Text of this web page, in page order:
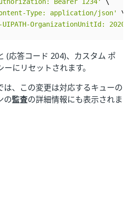
Type: application/json'
UIPATH-OrganizationUnitId:
(応答コード 204)、カスタム ポ
にリセットされます。
、この変更は対応するキューの
の監査の詳細情報にも表示されま